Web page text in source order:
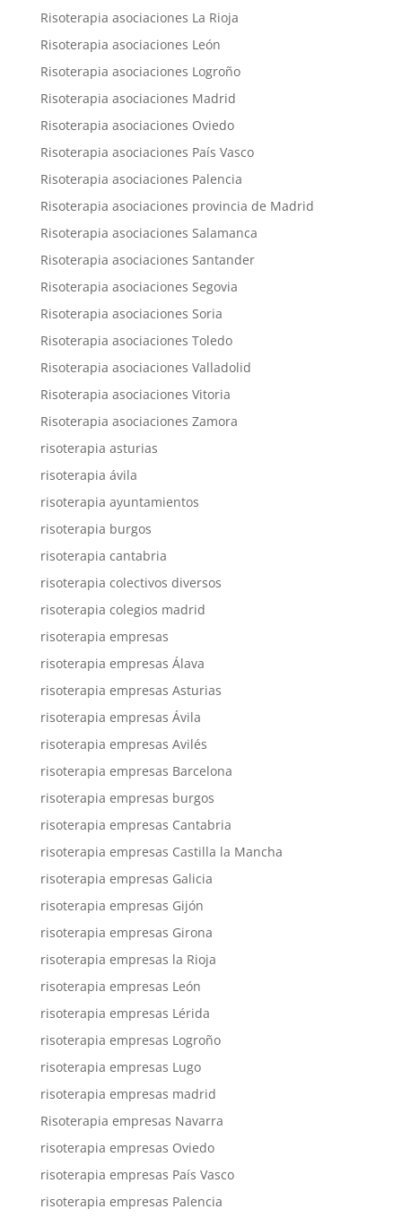
Risoterapia asociaciones La Rioja
Risoterapia asociaciones León
Risoterapia asociaciones Logroño
Risoterapia asociaciones Madrid
Risoterapia asociaciones Oviedo
Risoterapia asociaciones País Vasco
Risoterapia asociaciones Palencia
Risoterapia asociaciones provincia de Madrid
Risoterapia asociaciones Salamanca
Risoterapia asociaciones Santander
Risoterapia asociaciones Segovia
Risoterapia asociaciones Soria
Risoterapia asociaciones Toledo
Risoterapia asociaciones Valladolid
Risoterapia asociaciones Vitoria
Risoterapia asociaciones Zamora
risoterapia asturias
risoterapia ávila
risoterapia ayuntamientos
risoterapia burgos
risoterapia cantabria
risoterapia colectivos diversos
risoterapia colegios madrid
risoterapia empresas
risoterapia empresas Álava
risoterapia empresas Asturias
risoterapia empresas Ávila
risoterapia empresas Avilés
risoterapia empresas Barcelona
risoterapia empresas burgos
risoterapia empresas Cantabria
risoterapia empresas Castilla la Mancha
risoterapia empresas Galicia
risoterapia empresas Gijón
risoterapia empresas Girona
risoterapia empresas la Rioja
risoterapia empresas León
risoterapia empresas Lérida
risoterapia empresas Logroño
risoterapia empresas Lugo
risoterapia empresas madrid
Risoterapia empresas Navarra
risoterapia empresas Oviedo
risoterapia empresas País Vasco
risoterapia empresas Palencia